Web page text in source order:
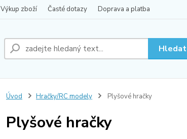
Výkup zboží Časté dotazy Doprava a platba
Hledat
Úvod Hračky/RC modely Plyšové hračky
Plyšové hračky